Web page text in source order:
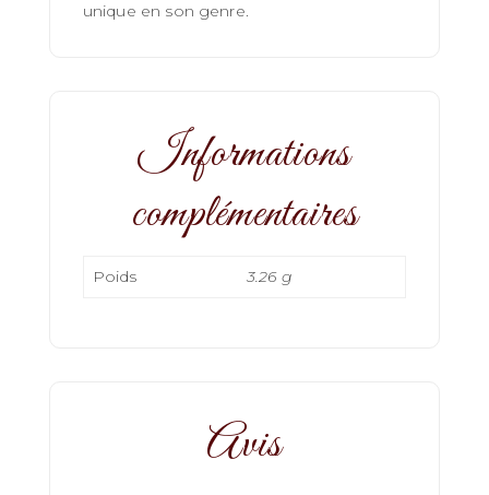
unique en son genre.
Informations
complémentaires
Poids 3.26 g
Avis